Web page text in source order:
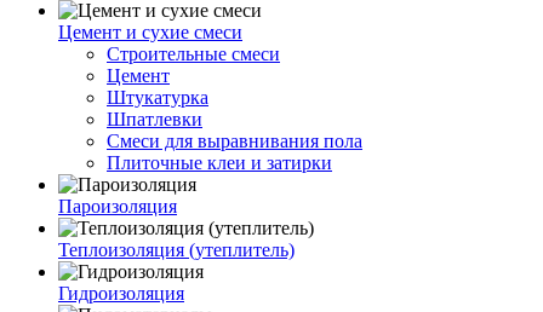
Цемент и сухие смеси
Строительные смеси
Цемент
Штукатурка
Шпатлевки
Смеси для выравнивания пола
Плиточные клеи и затирки
Пароизоляция
Теплоизоляция (утеплитель)
Гидроизоляция